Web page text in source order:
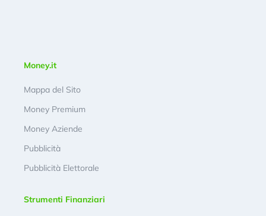
Money.it
Mappa del Sito
Money Premium
Money Aziende
Pubblicità
Pubblicità Elettorale
Strumenti Finanziari